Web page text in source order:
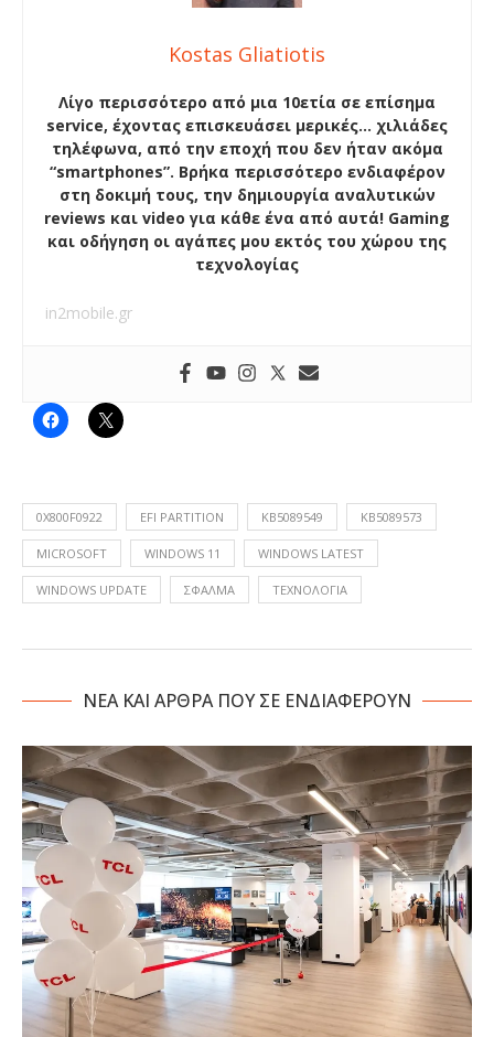
Kostas Gliatiotis
Λίγο περισσότερο από μια 10ετία σε επίσημα
service, έχοντας επισκευάσει μερικές… χιλιάδες
τηλέφωνα, από την εποχή που δεν ήταν ακόμα
“smartphones”. Βρήκα περισσότερο ενδιαφέρον
στη δοκιμή τους, την δημιουργία αναλυτικών
reviews και video για κάθε ένα από αυτά! Gaming
και οδήγηση οι αγάπες μου εκτός του χώρου της
τεχνολογίας
in2mobile.gr
0X800F0922 EFI PARTITION KB5089549 KB5089573
MICROSOFT WINDOWS 11 WINDOWS LATEST
WINDOWS UPDATE ΣΦΆΛΜΑ ΤΕΧΝΟΛΟΓΙΑ
NΕΑ ΚΑΙ ΑΡΘΡΑ ΠΟΥ ΣΕ ΕΝΔΙΑΦΕΡΟΥΝ